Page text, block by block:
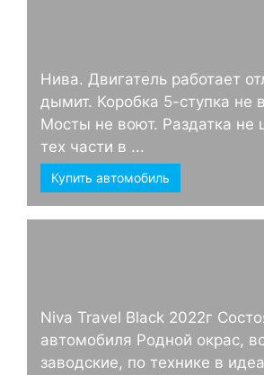
Нива. Двигатель работает
дымит. Коробка 5-ступка не
Мосты не воют. Раздатка не
тех части в ...
Купить автомобиль
Niva Travel Black 2022г
автомобиля Родной окрас,
заводские, по технике в